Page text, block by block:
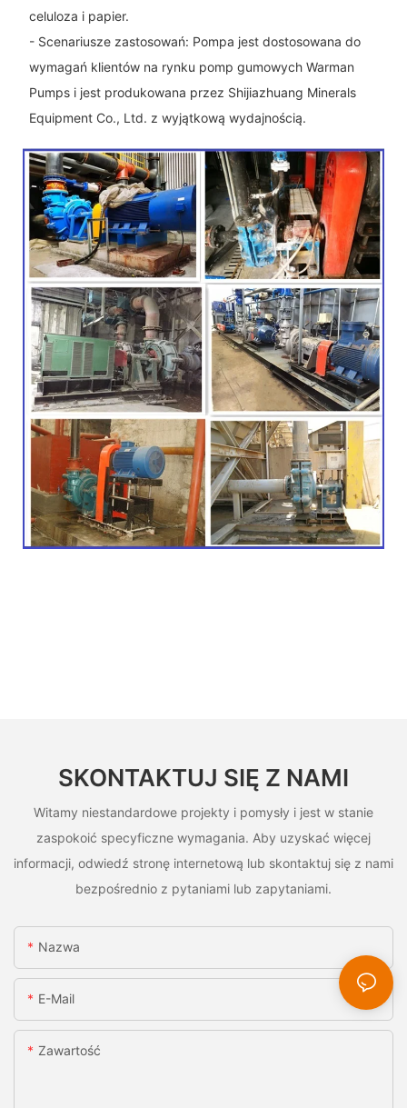
celuloza i papier.
- Scenariusze zastosowań: Pompa jest dostosowana do
wymagań klientów na rynku pomp gumowych Warman
Pumps i jest produkowana przez Shijiazhuang Minerals
Equipment Co., Ltd. z wyjątkową wydajnością.
SKONTAKTUJ SIĘ Z NAMI
Witamy niestandardowe projekty i pomysły i jest w stanie
zaspokoić specyficzne wymagania. Aby uzyskać więcej
informacji, odwiedź stronę internetową lub skontaktuj się z nami
bezpośrednio z pytaniami lub zapytaniami.
Nazwa
E-Mail
Zawartość